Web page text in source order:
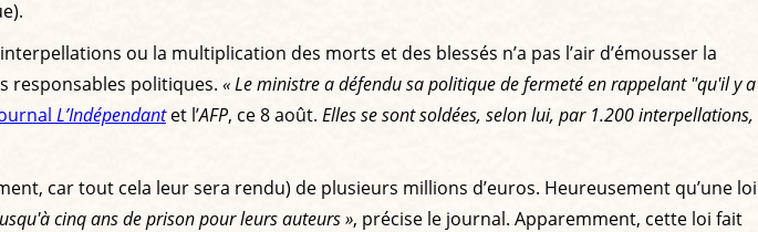
ou la multiplication des morts et des blessés n’a pas l’air d’émousser la
responsables politiques. « Le ministre a défendu sa politique de fermeté en rappelant "qu'il y a
L’Indépendantet l’AFP, ce 8 août. Elles se sont soldées, selon lui, par 1.200 interpellations,
car tout cela leur sera rendu) de plusieurs millions d’euros. Heureusement qu’une loi
cinq ans de prison pour leurs auteurs », précise le journal. Apparemment, cette loi fait